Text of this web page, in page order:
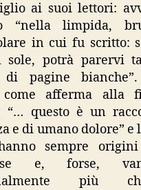
ai suoi lettori:
“nella limpida,
in cui fu scritto:
sole, potrà parervi
di pagine
come afferma alla
“… questo è un
e di umano dolore” e
sempre
e, forse,
più